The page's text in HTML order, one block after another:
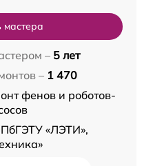
мастера
– 5 лет
– 1 470
фенов и роботов-
«ЛЭТИ»,